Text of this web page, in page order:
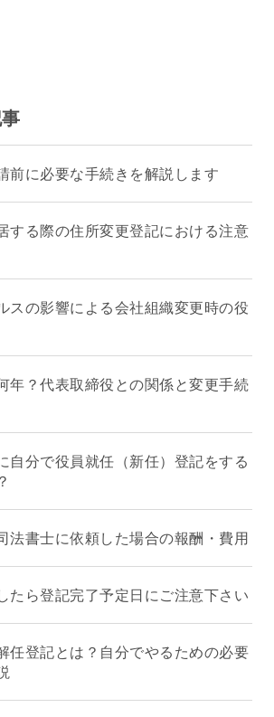
前に必要な手続きを解説します
する際の住所変更登記における注意
スの影響による会社組織変更時の役
年？代表取締役との関係と変更手続
自分で役員就任（新任）登記をする
法書士に依頼した場合の報酬・費用
たら登記完了予定日にご注意下さい
任登記とは？自分でやるための必要